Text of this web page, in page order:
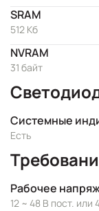
SRAM
512 Kб
NVRAM
31 байт
Системные
Есть
Рабочее
12 ~ 48 В пост. или